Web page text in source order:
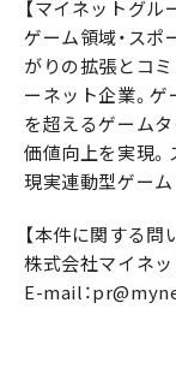
【マイネットグル
ゲーム領域・スポ
がりの拡張とコ
ーネット企業。
を超えるゲーム
価値向上を実現
現実連動型ゲーム
【本件に関する問
株式会社マイネ
E-mail：